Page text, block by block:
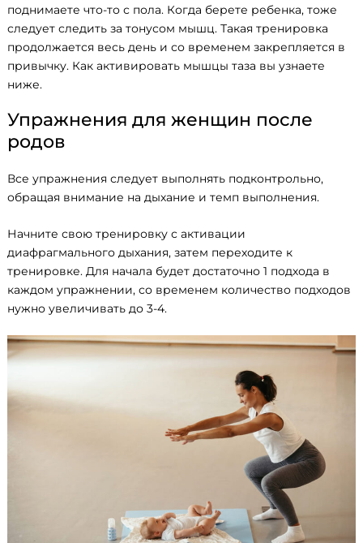
поднимаете что-то с пола. Когда берете ребенка, тоже
следует следить за тонусом мышц. Такая тренировка
продолжается весь день и со временем закрепляется в
привычку. Как активировать мышцы таза вы узнаете
ниже.
Упражнения для женщин после
родов
Все упражнения следует выполнять подконтрольно,
обращая внимание на дыхание и темп выполнения.
Начните свою тренировку с активации
диафрагмального дыхания, затем переходите к
тренировке. Для начала будет достаточно 1 подхода в
каждом упражнении, со временем количество подходов
нужно увеличивать до 3-4.